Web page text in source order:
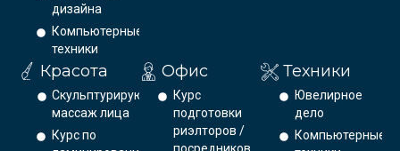
дизайна
Компьютерные
техники
Красота
Скульптурирующий
массаж лица
Курс по
Офис
Курс
подготовки
риэлторов /
Техники
Ювелирное
дело
Компьютерные